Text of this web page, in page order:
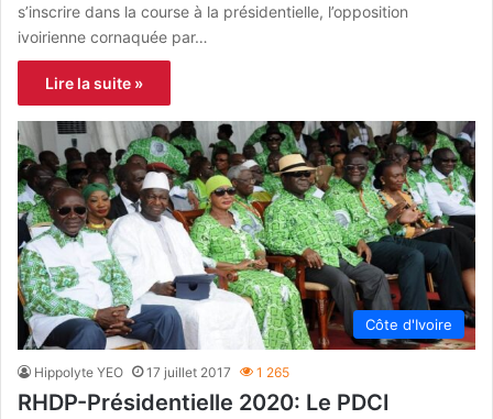
s’inscrire dans la course à la présidentielle, l’opposition
ivoirienne cornaquée par…
Lire la suite »
Côte d'Ivoire
Hippolyte YEO 17 juillet 2017 1 265
RHDP-Présidentielle 2020: Le PDCI